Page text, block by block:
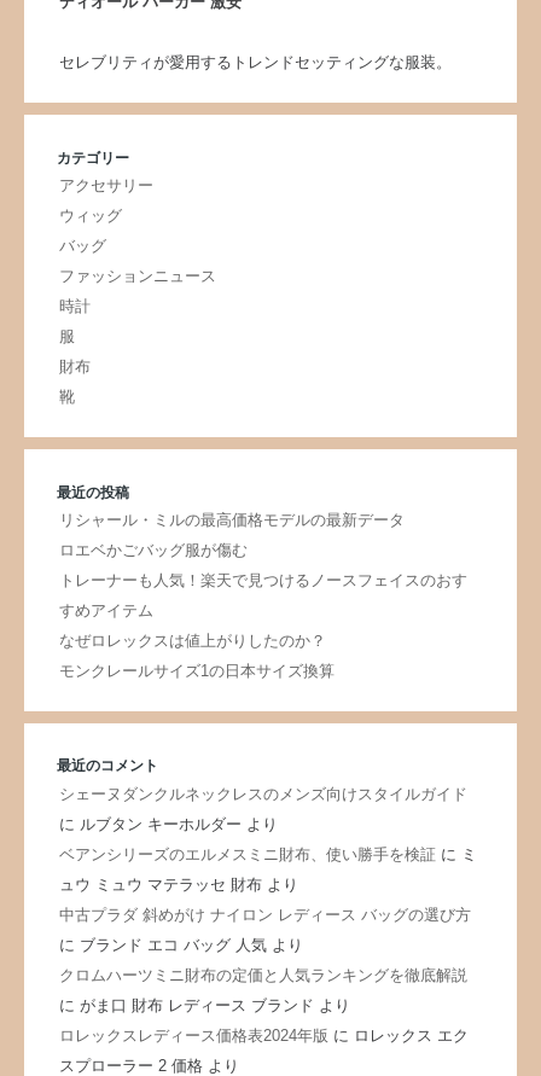
セレブリティが愛用するトレンドセッティングな服装。
カテゴリー
アクセサリー
ウィッグ
バッグ
ファッションニュース
時計
服
財布
靴
最近の投稿
リシャール・ミルの最高価格モデルの最新データ
ロエベかごバッグ服が傷む
トレーナーも人気！楽天で見つけるノースフェイスのおす
すめアイテム
なぜロレックスは値上がりしたのか？
モンクレールサイズ1の日本サイズ換算
最近のコメント
シェーヌダンクルネックレスのメンズ向けスタイルガイド
に ルブタン キーホルダー より
ベアンシリーズのエルメスミニ財布、使い勝手を検証に ミ
ュウ ミュウ マテラッセ 財布より
中古プラダ 斜めがけ ナイロン レディース バッグの選び方
に ブランド エコ バッグ 人気より
クロムハーツミニ財布の定価と人気ランキングを徹底解説
に がま口 財布 レディース ブランド より
ロレックスレディース価格表2024年版 に ロレックス エク
スプローラー 2 価格より